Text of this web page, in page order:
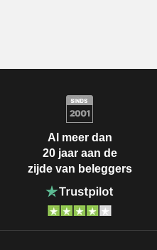
Al meer dan
20 jaar aan de
zijde van beleggers